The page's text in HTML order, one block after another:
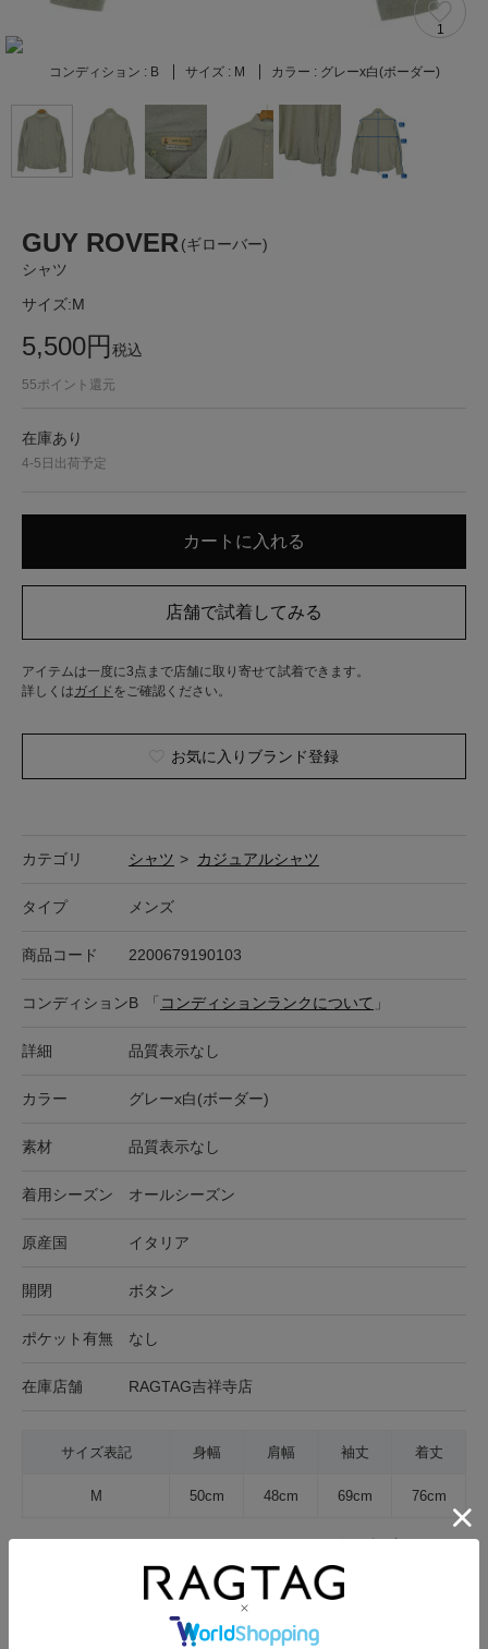
1
コンディション : B サイズ : M カラー : グレーx白(ボーダー)
GUY ROVER (ギローバー)
シャツ
サイズ:M
5,500円税込
55ポイント還元
在庫あり
4-5日出荷予定
アイテムは一度に3点まで店舗に取り寄せて試着できます。
詳しくはガイド をご確認ください。
お気に入りブランド登録
カテゴリ シャツ > カジュアルシャツ
タイプ メンズ
商品コード 2200679190103
コンディションB 「 コンディションランクについて 」
詳細 品質表示なし
カラー グレーx白(ボーダー)
素材 品質表示なし
着用シーズン オールシーズン
原産国 イタリア
開閉 ボタン
ポケット有無 なし
在庫店舗 RAGTAG吉祥寺店
サイズ表記 身幅 肩幅 袖丈 着丈
M 50cm 48cm 69cm 76cm
普通